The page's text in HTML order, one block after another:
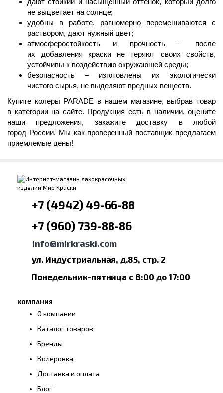
дают стойкий и насыщенный оттенок, который долго
не выцветает на солнце;
удобны в работе, равномерно перемешиваются с
раствором, дают нужный цвет;
атмосферостойкость и прочность – после
их добавления краски не теряют своих свойств,
устойчивы к воздействию окружающей среды;
безопасность – изготовлены их экологически
чистого сырья, не выделяют вредных веществ.
Купите колеры PARADE в нашем магазине, выбрав товар
в категориина сайте. Продукция есть в наличии, оцените
наши предложения, закажите доставку в любой
город России. Мы как проверенный поставщик предлагаем
приемлемые цены!
+7 (4942) 49-66-88
+7 (960) 739-88-86
info@mirkraski.com
ул. Индустриальная, д.85, стр. 2
Понедельник-пятница с 8:00 до 17:00
КОМПАНИЯ
О компании
Каталог товаров
Бренды
Колеровка
Доставка и оплата
Блог